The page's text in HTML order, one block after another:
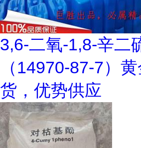
3,6-二氧-1,8-辛二
（14970-87-7）
货，优势供应